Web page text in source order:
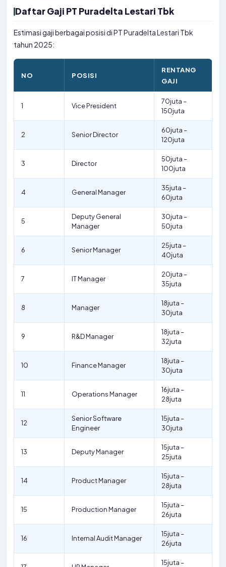
Daftar Gaji PT Puradelta Lestari Tbk
Estimasi gaji berbagai posisi di PT Puradelta Lestari Tbk
tahun 2025:
NO POSISI
RENTANG
GAJI
1 Vice President
70juta –
150juta
2 Senior Director
60juta –
120juta
3 Director
50juta –
100juta
4 General Manager
35juta –
60juta
5
Deputy General
Manager
30juta –
50juta
6 Senior Manager
25juta –
40juta
7 IT Manager
20juta –
35juta
8 Manager
18juta –
30juta
9 R&D Manager
18juta –
32juta
10 Finance Manager
18juta –
30juta
11 Operations Manager
16juta –
28juta
12
Senior Software
Engineer
15juta –
30juta
13 Deputy Manager
15juta –
25juta
14 Product Manager
15juta –
28juta
15 Production Manager
15juta –
26juta
16 Internal Audit Manager
15juta –
26juta
15juta –